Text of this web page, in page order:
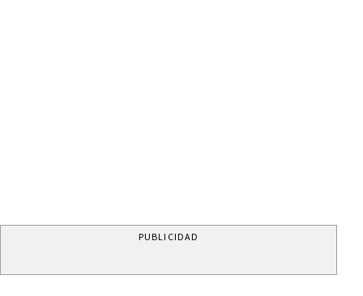
PUBLICIDAD